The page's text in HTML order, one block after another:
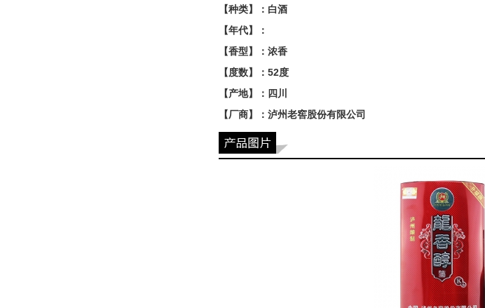
【种类】：白酒
【年代】：
【香型】：浓香
【度数】：52度
【产地】：四川
【厂商】：泸州老窖股份有限公司